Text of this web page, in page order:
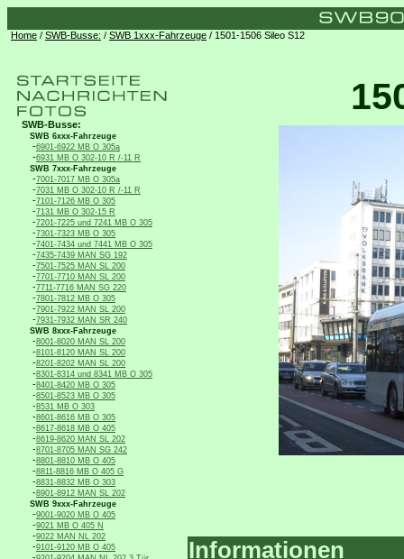
Home / SWB-Busse: / SWB 1xxx-Fahrzeuge / 1501-1506 Sileo S12
SWB-Busse:
SWB 6xxx-Fahrzeuge
-6901-6922 MB O 305a
-6931 MB O 302-10 R /-11 R
SWB 7xxx-Fahrzeuge
-7001-7017 MB O 305a
-7031 MB O 302-10 R /-11 R
-7101-7126 MB O 305
-7131 MB O 302-15 R
-7201-7225 und 7241 MB O 305
-7301-7323 MB O 305
-7401-7434 und 7441 MB O 305
-7435-7439 MAN SG 192
-7501-7525 MAN SL 200
-7701-7710 MAN SL 200
-7711-7716 MAN SG 220
-7801-7812 MB O 305
-7901-7922 MAN SL 200
-7931-7932 MAN SR 240
SWB 8xxx-Fahrzeuge
-8001-8020 MAN SL 200
-8101-8120 MAN SL 200
-8201-8202 MAN SL 200
-8301-8314 und 8341 MB O 305
-8401-8420 MB O 305
-8501-8523 MB O 305
-8531 MB O 303
-8601-8616 MB O 305
-8617-8618 MB O 405
-8619-8620 MAN SL 202
-8701-8705 MAN SG 242
-8801-8810 MB O 405
-8811-8816 MB O 405 G
-8831-8832 MB O 303
-8901-8912 MAN SL 202
SWB 9xxx-Fahrzeuge
-9001-9020 MB O 405
-9021 MB O 405 N
-9022 MAN NL 202
-9101-9120 MB O 405
Informationen